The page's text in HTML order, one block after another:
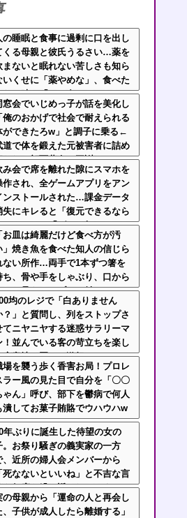
の睡眠と食事に過剰に口を出し
くる母親と彼氏うるさい…薬を
まないと眠れない苦しさも知ら
いくせに「薬やめな」、食べた
ない時に「一口食べて」としつ
い無神経すぎる！！
窓会でいじめっ子が話を美化し
俺のおかげで社会で耐えられる
ができたろw」と調子に乗る←
道で体を鍛えた元被害者に詰め
られて顔面蒼白で平謝りｗｗｗ
み会で席を離れた隙にスマホを
作され、全ゲームアプリをアン
ンストールされた…課金データ
失にキレると「復元できるなら
いじゃん」「ゲーム如きで」と
ギレして帰走
お皿は綺麗だけど食べ方が汚
」焼き魚を食べた知人の信じら
ない所作…両手で1本ずつ箸を
ち、骨や手をしゃぶり、口から
した骨をテーブルに並べ
・・・
均のレジで「白ありません
？」と質問し、列をストップさ
てニヤニヤする迷惑サラリーマ
！並んでいる客の苛立ちを楽し
底意地の悪さに激怒
場を襲う歩く香害お局！プロレ
ラー風の見た目で自分を「〇〇
ゃん」呼び、部下を鬱病で何人
潰してお菓子賄賂でウハウハw
ｗ
年ぶりに誕生した待望の女の
。お祭り騒ぎの義実家の一方
、近所の婦人会メンバーから
死なないといいね」と不吉な言
を何度も繰り返されてしま
・・・
の母親から「運命の人と再会し
、子供が成人したら離婚する」